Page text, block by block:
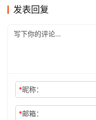
发表回复
*昵称：
*邮箱：